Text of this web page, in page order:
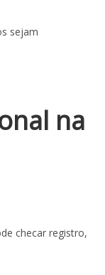
sejam
na
checar registro,